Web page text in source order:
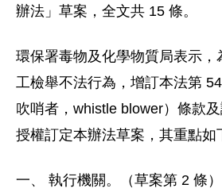
辦法」草案，全文共 15 條。
環保署毒物及化學物質局表示，
工檢舉不法行為，增訂本法第
吹哨者，whistle blower）條款
授權訂定本辦法草案，其重點如
一、 執行機關。（草案第 2 條）